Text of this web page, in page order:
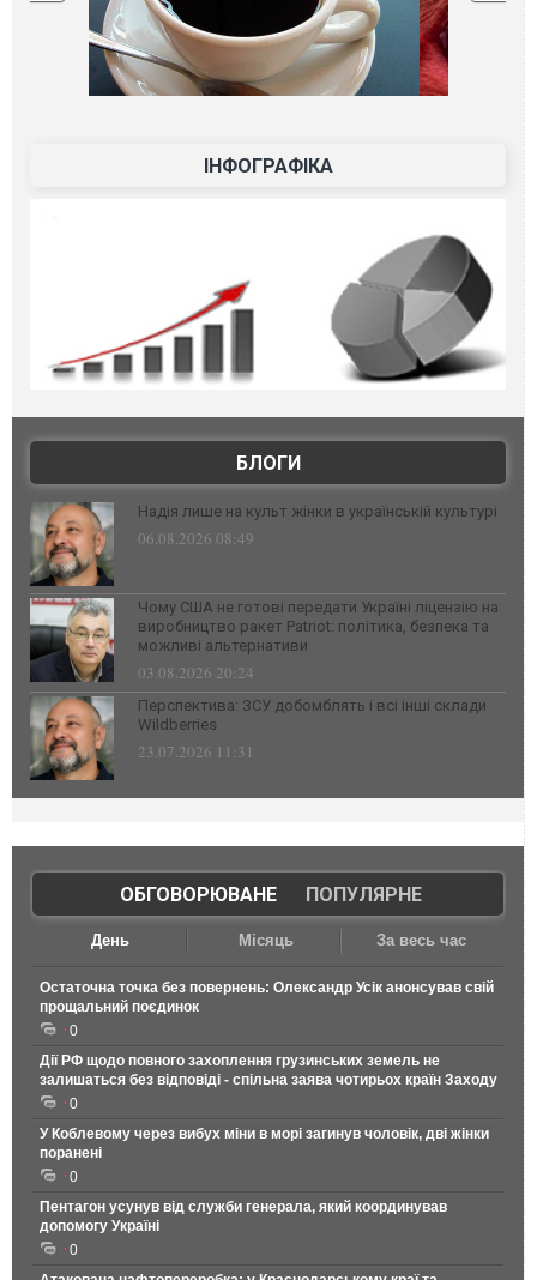
ІНФОГРАФІКА
БЛОГИ
Надія лише на культ жінки в українській культурі
06.08.2026 08:49
Чому США не готові передати Україні ліцензію на
виробництво ракет Patriot: політика, безпека та
можливі альтернативи
03.08.2026 20:24
Перспектива: ЗСУ добомблять і всі інші склади
Wildberries
23.07.2026 11:31
ОБГОВОРЮВАНЕ| ПОПУЛЯРНЕ
День Місяць За весь час
Остаточна точка без повернень: Олександр Усік анонсував свій
прощальний поєдинок
0
Дії РФ щодо повного захоплення грузинських земель не
залишаться без відповіді - спільна заява чотирьох країн Заходу
0
У Коблевому через вибух міни в морі загинув чоловік, дві жінки
поранені
0
Пентагон усунув від служби генерала, який координував
допомогу Україні
0